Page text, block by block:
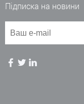
Підписка на новини